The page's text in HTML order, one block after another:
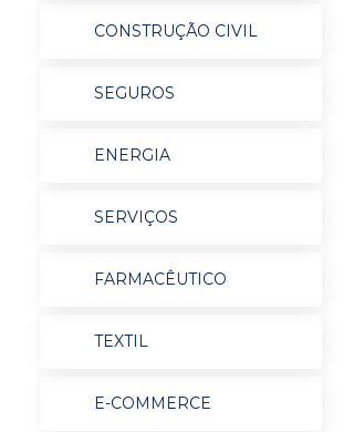
CONSTRUÇÃO CIVIL
SEGUROS
ENERGIA
SERVIÇOS
FARMACÊUTICO
TEXTIL
E-COMMERCE